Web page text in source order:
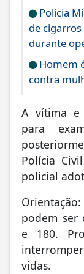
Polícia
de
durante
Homem
contra
A vítima e
para
Polícia
policial
podem ser
e 180.
vidas.